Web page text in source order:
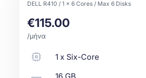
DELL R410 / 1 x 6 Cores / Max 6 Disks
€115.00
/μήνα
1 x Six-Core
16 GB